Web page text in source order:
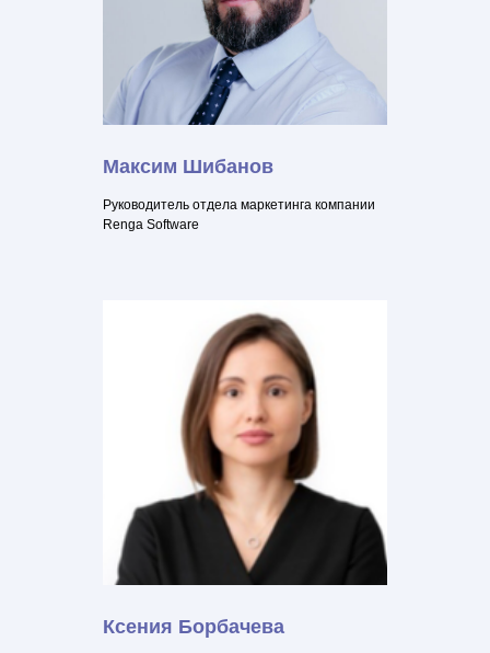
Максим Шибанов
Руководитель отдела маркетинга компании
Renga Software
Ксения Борбачева